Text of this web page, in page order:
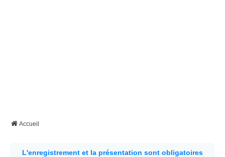
Accueil
L'enregistrement et la présentation sont obligatoires